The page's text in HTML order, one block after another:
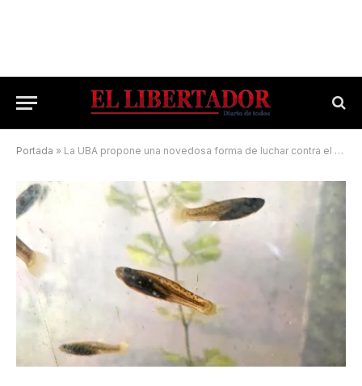
Portada » La UBA propone una novedosa forma de luchar contra el dengue